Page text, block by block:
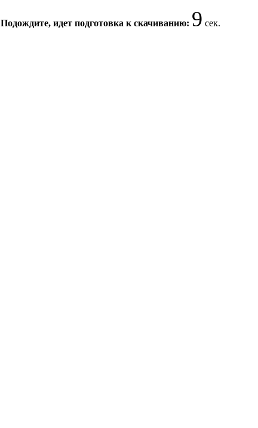
Подождите, идет подготовка к скачиванию: 9 сек.